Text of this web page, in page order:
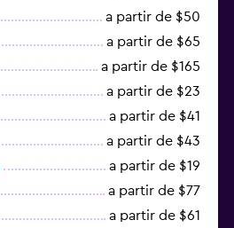
a partir de $50
a partir de $65
a partir de $165
a partir de $23
a partir de $41
a partir de $43
a partir de $19
a partir de $77
a partir de $61